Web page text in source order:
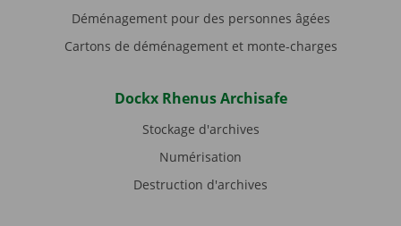
Déménagement pour des personnes âgées
Cartons de déménagement et monte-charges
Dockx Rhenus Archisafe
Stockage d'archives
Numérisation
Destruction d'archives